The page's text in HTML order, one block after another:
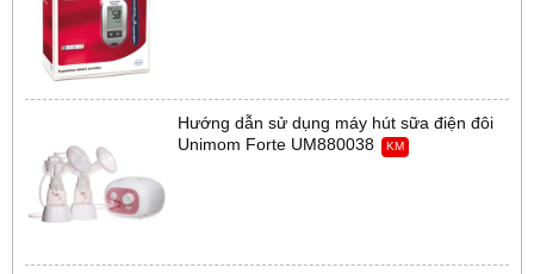
Hướng dẫn sử dụng máy hút sữa điện đôi
Unimom Forte UM880038
KM